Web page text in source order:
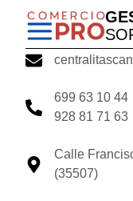
699 63 10 44
928 81 71 63
Calle
(35507)